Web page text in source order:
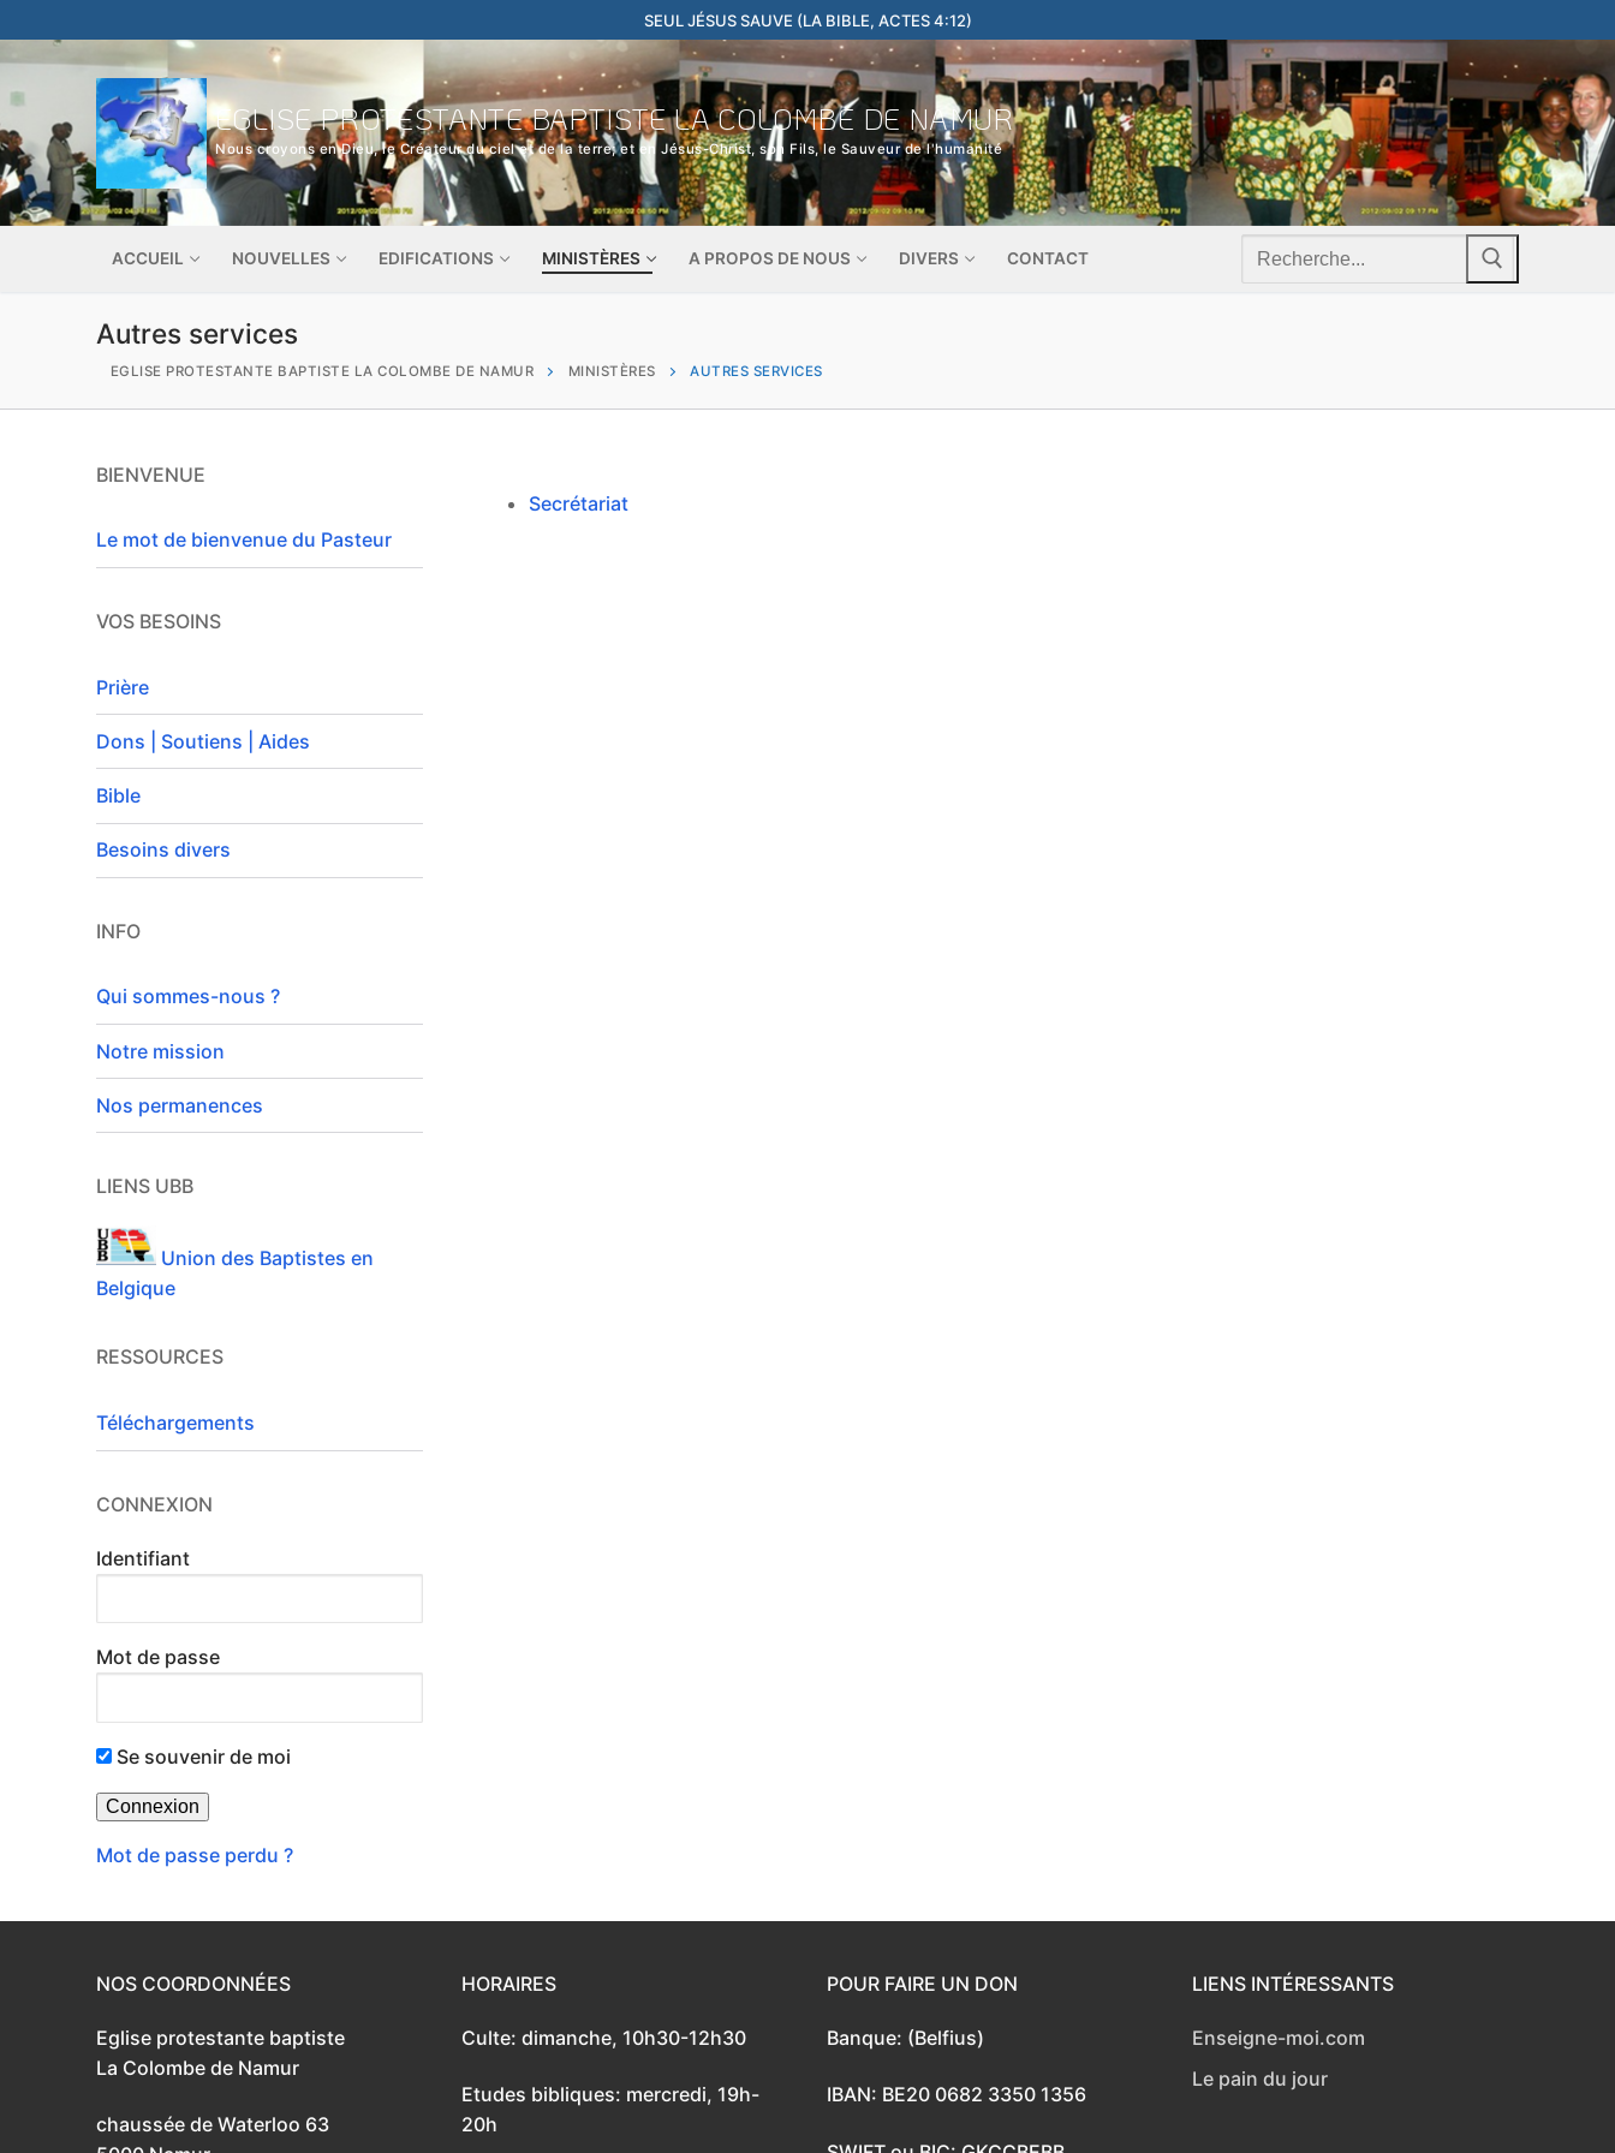
au
SEUL JÉSUS SAUVE (LA BIBLE, ACTES 4:12)
EGLISE PROTESTANTE BAPTISTE LA COLOMBE DE NAMUR
Nous croyons en Dieu, le Créateur du ciel et de la terre; et en Jésus-Christ, son Fils, le Sauveur de l'humanité
ACCUEIL NOUVELLES EDIFICATIONS MINISTÈRES A PROPOS DE NOUS DIVERS CONTACT
Rechercher
Autres services
EGLISE PROTESTANTE BAPTISTE LA COLOMBE DE NAMUR MINISTÈRES AUTRES SERVICES
Secrétariat
BIENVENUE
Le mot de bienvenue du Pasteur
VOS BESOINS
Prière
Dons | Soutiens | Aides
Bible
Besoins divers
INFO
Qui sommes-nous ?
Notre mission
Nos permanences
LIENS UBB
Union des Baptistes en
Belgique
RESSOURCES
Téléchargements
CONNEXION
Identifiant
Mot de passe
Se souvenir de moi
Mot de passe perdu ?
NOS COORDONNÉES
Eglise protestante baptiste
La Colombe de Namur
chaussée de Waterloo 63
HORAIRES
Culte: dimanche, 10h30-12h30
Etudes bibliques: mercredi, 19h-
20h
POUR FAIRE UN DON
Banque: (Belfius)
IBAN: BE20 0682 3350 1356
LIENS INTÉRESSANTS
Enseigne-moi.com
Le pain du jour